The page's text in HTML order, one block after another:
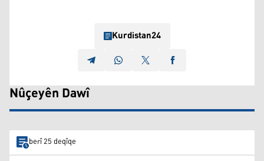
Kurdistan24
Nûçeyên Dawî
berî 25 deqîqe